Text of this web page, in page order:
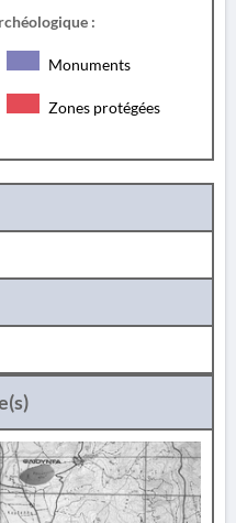
:
Monuments
Zones protégées